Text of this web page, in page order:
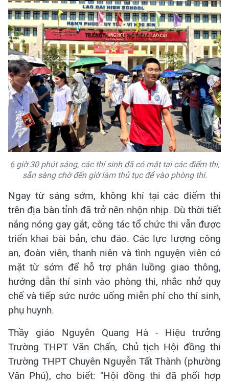
6 giờ 30 phút sáng, các thí sinh đã có mặt tại các điểm thi,
sẵn sàng chờ đến giờ làm thủ tục để vào phòng thi.
Ngay từ sáng sớm, không khí tại các điểm thi
trên địa bàn tỉnh đã trở nên nhộn nhịp. Dù thời tiết
nắng nóng gay gắt, công tác tổ chức thi vẫn được
triển khai bài bản, chu đáo. Các lực lượng công
an, đoàn viên, thanh niên và tình nguyện viên có
mặt từ sớm để hỗ trợ phân luồng giao thông,
hướng dẫn thí sinh vào phòng thi, nhắc nhở quy
chế và tiếp sức nước uống miễn phí cho thí sinh,
phụ huynh.
Thầy giáo Nguyễn Quang Hà - Hiệu trưởng
Trường THPT Văn Chấn, Chủ tịch Hội đồng thi
Trường THPT Chuyên Nguyễn Tất Thành (phường
Văn Phú), cho biết: "Hội đồng thi đã phối hợp